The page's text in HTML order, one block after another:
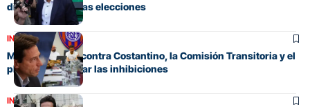
directamente a las elecciones
INSTITUCIONAL
Moretti disparó contra Costantino, la Comisión Transitoria y el
plan para levantar las inhibiciones
INSTITUCIONAL